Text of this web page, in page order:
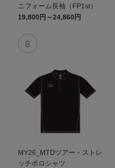
ニフォーム長袖（FP1st）
19,800円～24,860円
MY26_MTDツアー・ストレ
ッチポロシャツ